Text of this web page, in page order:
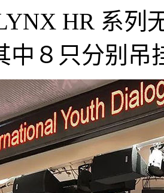
HR 系列
中８只分别吊